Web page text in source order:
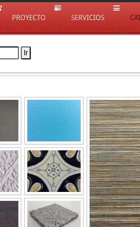
PROYECTO SERVICIOS